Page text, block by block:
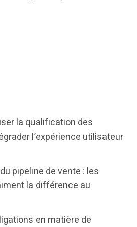
la qualification des
l’expérience utilisateur
pipeline de vente : les
la différence au
en matière de